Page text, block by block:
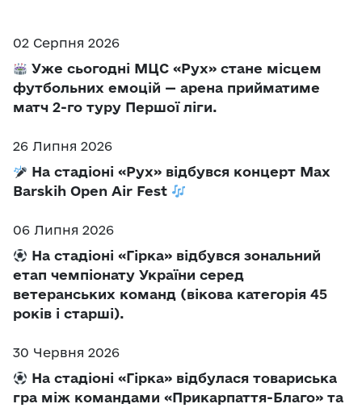
02 Серпня 2026
Уже сьогодні МЦС «Рух» стане місцем
футбольних емоцій — арена прийматиме
матч 2-го туру Першої ліги.
26 Липня 2026
На стадіоні «Рух» відбувся концерт Max
Barskih Open Air Fest
06 Липня 2026
На стадіоні «Гірка» відбувся зональний
етап чемпіонату України серед
ветеранських команд (вікова категорія 45
років і старші).
30 Червня 2026
На стадіоні «Гірка» відбулася товариська
гра між командами «Прикарпаття-Благо» та